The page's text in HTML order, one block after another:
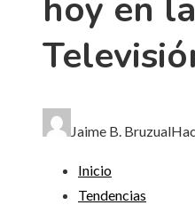
hoy en
Jaime B. Bruzual
Inicio
Tendencias